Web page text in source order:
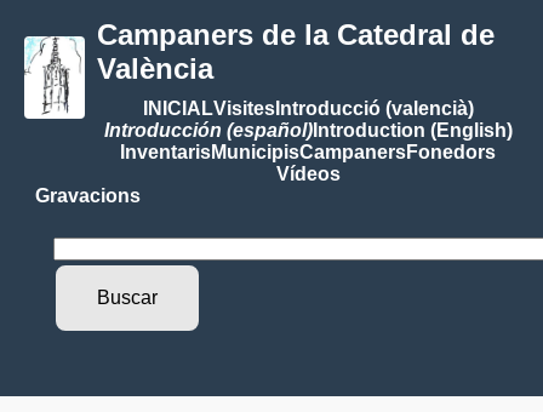
Campaners de la Catedral de
València
INICIALVisitesIntroducció (valencià)
Introducción (español)Introduction (English)
InventarisMunicipisCampanersFonedors
Vídeos
Gravacions